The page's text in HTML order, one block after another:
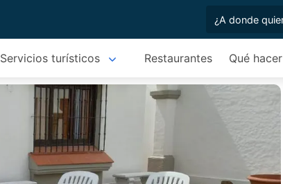
Servicios turísticos Restaurantes Qué hacer